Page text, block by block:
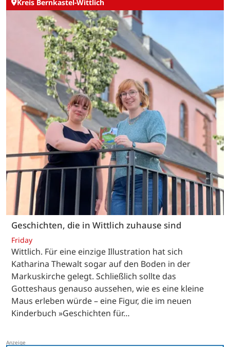
Kreis Bernkastel-Wittlich
Geschichten, die in Wittlich zuhause sind
Friday
Wittlich. Für eine einzige Illustration hat sich
Katharina Thewalt sogar auf den Boden in der
Markuskirche gelegt. Schließlich sollte das
Gotteshaus genauso aussehen, wie es eine kleine
Maus erleben würde – eine Figur, die im neuen
Kinderbuch »Geschichten für…